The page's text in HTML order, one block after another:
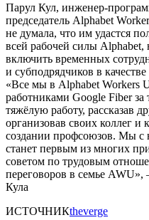
Парул Кул, инженер-
председатель Alphabet
не думала, что им удастся
всей рабочей силы
включить временных
и субподрядчиков в
«Все мы в Alphabet Workers
работниками Google Fiber за
тяжёлую работу, рассказав
организовав своих коллег
создании профсоюзов. Мы с
станет первым из многих
советом по трудовым
переговоров в семье
Кула
ИСТОЧНИКtheverge